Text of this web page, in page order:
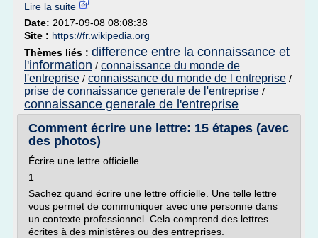
Lire la suite
Date: 2017-09-08 08:08:38
Site : https://fr.wikipedia.org
Thèmes liés : difference entre la connaissance et
l'information / connaissance du monde de
l'entreprise / connaissance du monde de l entreprise /
prise de connaissance generale de l'entreprise /
connaissance generale de l'entreprise
Comment écrire une lettre: 15 étapes (avec
des photos)
Écrire une lettre officielle
1
Sachez quand écrire une lettre officielle. Une telle lettre
vous permet de communiquer avec une personne dans
un contexte professionnel. Cela comprend des lettres
écrites à des ministères ou des entreprises.